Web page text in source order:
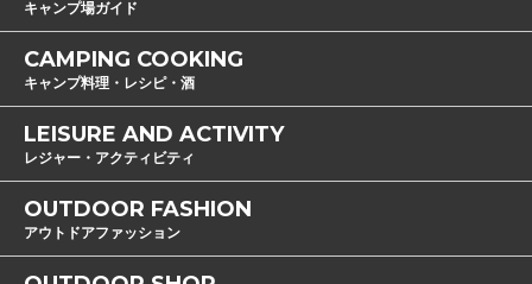
キャンプ場ガイド
CAMPING COOKING
キャンプ料理・レシピ・酒
LEISURE AND ACTIVITY
レジャー・アクティビティ
OUTDOOR FASHION
アウトドアファッション